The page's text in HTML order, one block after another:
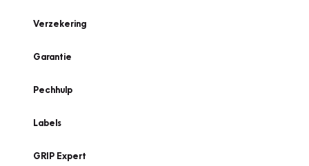
Verzekering
Garantie
Pechhulp
Labels
GRIP Expert